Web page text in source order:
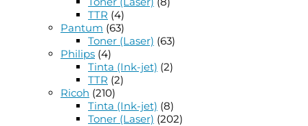
TTR (4)
Pantum (63)
Toner (Laser) (63)
Philips (4)
Tinta (Ink-jet) (2)
TTR (2)
Ricoh (210)
Tinta (Ink-jet) (8)
Toner (Laser) (202)